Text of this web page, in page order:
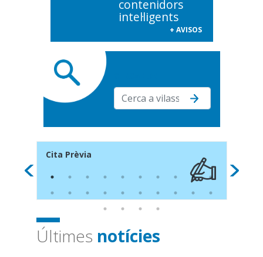
contenidors
intel·ligents
+ AVISOS
Cita Prèvia
Últimes notícies